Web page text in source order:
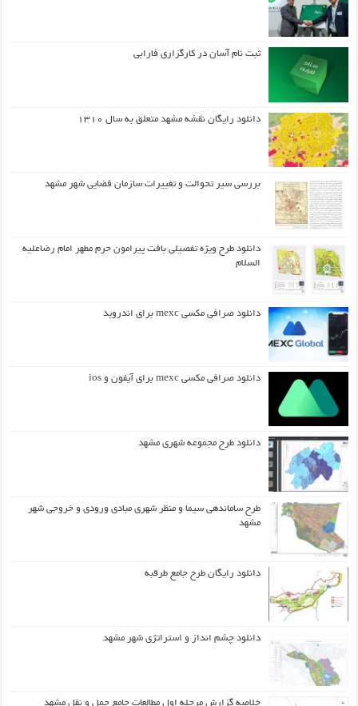
ثبت نام آسان در کارگزاری فارابی
دانلود رایگان نقشه مشهد متعلق به سال ۱۳۱۰
بررسی سیر تحوالت و تغییرات سازمان فضایی شهر مشهد
دانلود طرح ويژه تفصيلي بافت پيرامون حرم مطهر امام رضاعليه
السلام
دانلود صرافی مکسی mexc برای اندروید
دانلود صرافی مکسی mexc برای آیفون و ios
دانلود طرح مجموعه شهری مشهد
طرح ساماندهی سیما و منظر شهری مبادی ورودی و خروجی شهر
مشهد
دانلود رایگان طرح جامع طرقبه
دانلود چشم انداز و استراتژی شهر مشهد
خلاصه گزارش مرحله اول مطالعات جامع حمل و نقل مشهد